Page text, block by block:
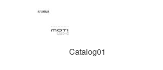
Catalog01